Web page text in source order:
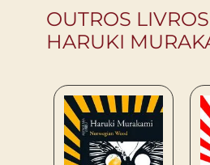
OUTROS
HARUKI